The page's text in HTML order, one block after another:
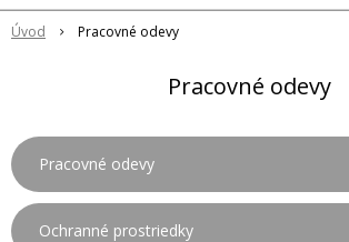
Úvod Pracovné odevy
Pracovné odevy
Pracovné odevy
Ochranné prostriedky